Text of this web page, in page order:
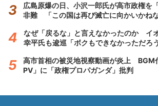
広島原爆の日、小沢一郎氏が高市政権を
非難 「この国は再び滅亡に向かいかねな
なぜ「戻るな」と言えなかったのか イ
幸平氏も逡巡「ボクもできなかっただろ
高市首相の被災地視察動画が炎上 BGM
PV」に「政権プロパガンダ」批判